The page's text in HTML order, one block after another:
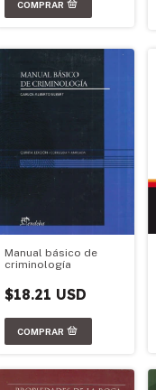
Manual básico de
criminología
$18.21 USD